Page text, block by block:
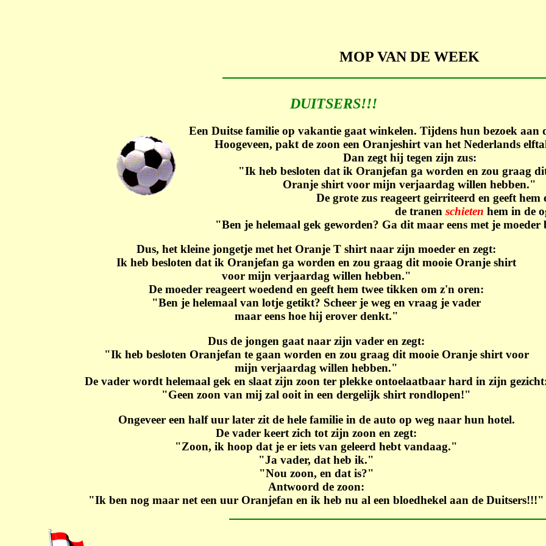
MOP VAN DE WEEK
DUITSERS!!!
Een Duitse familie op vakantie gaat winkelen. Tijdens hun bezoek aan
Hoogeveen, pakt de zoon een Oranjeshirt van het Nederlands
Dan zegt hij tegen zijn zus:
"Ik heb besloten dat ik Oranjefan ga worden en zou graag
Oranje shirt voor mijn verjaardag willen hebben."
De grote zus reageert geirriteerd en geeft
de tranen schieten hem in de
"Ben je helemaal gek geworden? Ga dit maar eens met je moeder
Dus, het kleine jongetje met het Oranje T shirt naar zijn moeder en zegt:
Ik heb besloten dat ik Oranjefan ga worden en zou graag dit mooie Oranje shirt
voor mijn verjaardag willen hebben."
De moeder reageert woedend en geeft hem twee tikken om z'n oren:
"Ben je helemaal van lotje getikt? Scheer je weg en vraag je vader
maar eens hoe hij erover denkt."
Dus de jongen gaat naar zijn vader en zegt:
"Ik heb besloten Oranjefan te gaan worden en zou graag dit mooie Oranje shirt voor
mijn verjaardag willen hebben."
De vader wordt helemaal gek en slaat zijn zoon ter plekke ontoelaatbaar hard in zijn
"Geen zoon van mij zal ooit in een dergelijk shirt rondlopen!"
Ongeveer een half uur later zit de hele familie in de auto op weg naar hun hotel.
De vader keert zich tot zijn zoon en zegt:
"Zoon, ik hoop dat je er iets van geleerd hebt vandaag."
"Ja vader, dat heb ik."
"Nou zoon, en dat is?"
Antwoord de zoon:
"Ik ben nog maar net een uur Oranjefan en ik heb nu al een bloedhekel aan de Duitsers!!!"